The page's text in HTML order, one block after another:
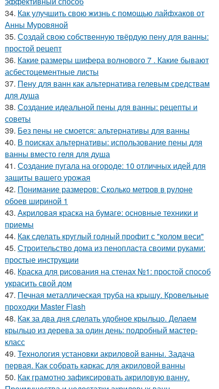
34. Как улучшить свою жизнь с помощью лайфхаков от
Анны Муровяной
35. Создай свою собственную твёрдую пену для ванны:
простой рецепт
36. Какие размеры шифера волнового 7 . Какие бывают
асбестоцементные листы
37. Пену для ванн как альтернатива гелевым средствам
для душа
38. Создание идеальной пены для ванны: рецепты и
советы
39. Без пены не смоется: альтернативы для ванны
40. В поисках альтернативы: использование пены для
ванны вместо геля для душа
41. Создание пугала на огороде: 10 отличных идей для
защиты вашего урожая
42. Понимание размеров: Сколько метров в рулоне
обоев шириной 1
43. Акриловая краска на бумаге: основные техники и
приемы
44. Как сделать круглый годный профит с "колом веси"
45. Строительство дома из пенопласта своими руками:
простые инструкции
46. Краска для рисования на стенах №1: простой способ
украсить свой дом
47. Печная металлическая труба на крышу. Кровельные
проходки Master Flash
48. Как за два дня сделать удобное крыльцо. Делаем
крыльцо из дерева за один день: подробный мастер-
класс
49. Технология установки акриловой ванны. Задача
первая. Как собрать каркас для акриловой ванны
50. Как грамотно зафиксировать акриловую ванну.